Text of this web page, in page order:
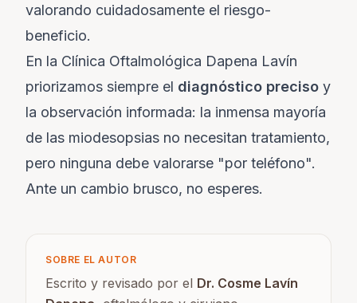
valorando cuidadosamente el riesgo-
beneficio.
En la Clínica Oftalmológica Dapena Lavín
priorizamos siempre el diagnóstico preciso y
la observación informada: la inmensa mayoría
de las miodesopsias no necesitan tratamiento,
pero ninguna debe valorarse "por teléfono".
Ante un cambio brusco, no esperes.
SOBRE EL AUTOR
Escrito y revisado por el Dr. Cosme Lavín